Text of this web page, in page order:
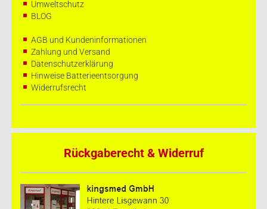
Umweltschutz
BLOG
AGB und Kundeninformationen
Zahlung und Versand
Datenschutzerklärung
Hinweise Batterieentsorgung
Widerrufsrecht
Rückgaberecht & Widerruf